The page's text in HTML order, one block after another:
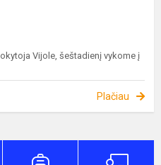
Vijole, šeštadienį vykome į
Plačiau